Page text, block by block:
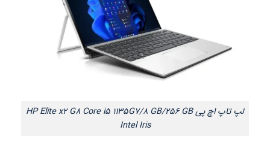
لپ تاپ اچ پی HP Elite x2 G8 Core i5 1135G7/8 GB/256 GB
Intel Iris